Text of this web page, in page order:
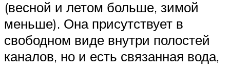
(весной и летом больше, зимой
меньше). Она присутствует в
свободном виде внутри полостей
каналов, но и есть связанная вода,